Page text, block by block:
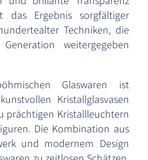
das Ergebnis sorgfältiger
Techniken, die
weitergegeben
Glaswaren ist
Kristallglasvasen
prächtigen Kristallleuchtern
Die Kombination aus
und modernem Design